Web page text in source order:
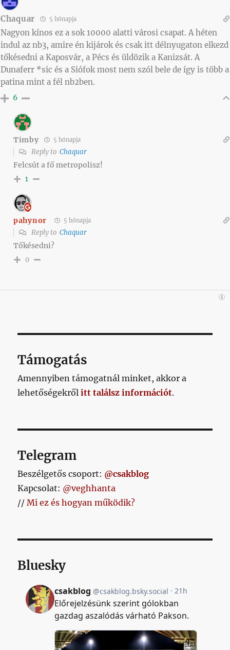
Chaquar 5 hónapja
Nagyon kínos ez a sok 10000 alatti városi csapat. A héten
indul az nb3, amire én kijárok és csak itt délnyugaton elkezd
tőkésedni a Kaposvár, a Pécs és üldözik a Kanizsát. A
Dunaferr *sic és a Siófok most nem szól bele de így is több a
patina mint a fél nb2ben.
6
Timby 5 hónapja
Reply to Chaquar
Felcsút a fő metropolisz!
1
pahynor 5 hónapja
Reply to Chaquar
Tőkésedni?
0
Támogatás
Amennyiben támogatnál minket, akkor a
lehetőségekrőlitt találsz információt.
Telegram
Beszélgetős csoport: @csakblog
Kapcsolat: @veghhanta
//Mi ez és hogyan működik?
Bluesky